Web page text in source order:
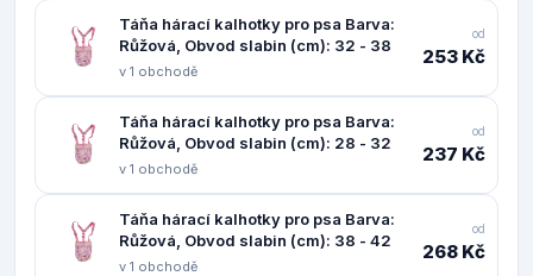
Táňa hárací kalhotky pro psa Barva:
Růžová, Obvod slabin (cm): 32 - 38
v 1 obchodě
od
253 Kč
Táňa hárací kalhotky pro psa Barva:
Růžová, Obvod slabin (cm): 28 - 32
v 1 obchodě
od
237 Kč
Táňa hárací kalhotky pro psa Barva:
Růžová, Obvod slabin (cm): 38 - 42
v 1 obchodě
od
268 Kč